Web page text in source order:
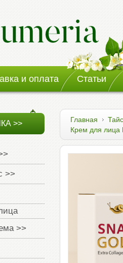
и оплата Статьи
>>
>>
>>
Главная
Крем для лица